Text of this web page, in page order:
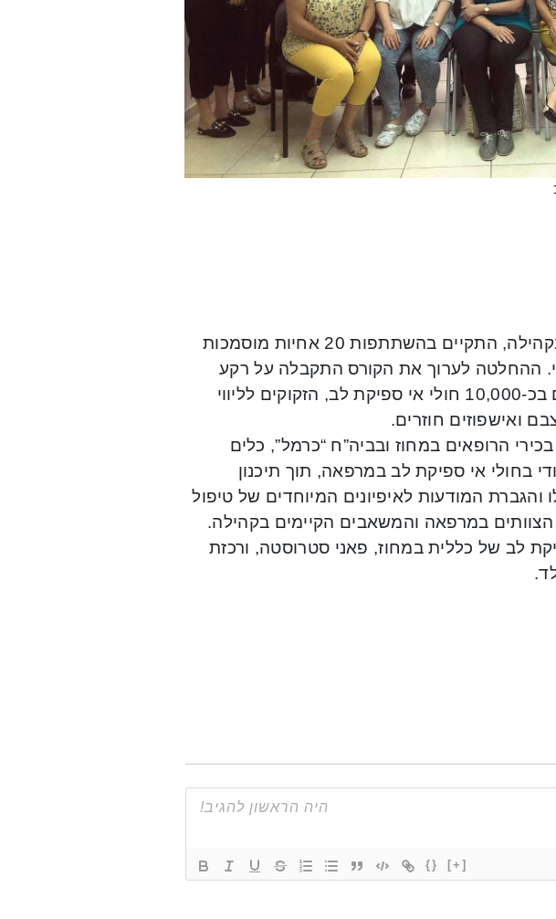
קורס העוסק בטיפול בחולי אי ספיקת לב בקהילה, התקיים בהשתתפות 20 אחיות מוסמכות
ההחלטה לערוך את הקורס התקבלה על רקע
העובדה, שצוותי המרפאות במחוז מטפלים בכ-10,000 חולי אי ספיקת לב, הזקוקים לליווי
ואישפוזים חוזרים.
ניתנו ע”י בכירי הרופאים במחוז ובביה”ח “כרמל”, כלים
בחולי אי ספיקת לב במרפאה, תוך תיכנון
המודעות לאיפיונים המיוחדים של טיפול
במרפאה והמשאבים הקיימים בקהילה.
לב של כללית במחוז, פאני סטרוסטה, ורכזת
{} [+]